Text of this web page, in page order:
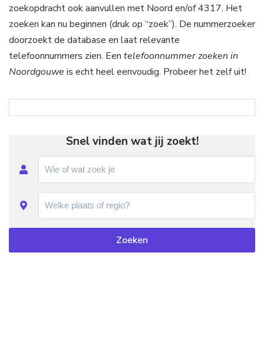
zoekopdracht ook aanvullen met Noord en/of 4317. Het
zoeken kan nu beginnen (druk op “zoek”). De nummerzoeker
doorzoekt de database en laat relevante
telefoonnummers zien. Een telefoonnummer zoeken in
Noordgouwe is echt heel eenvoudig. Probeer het zelf uit!
Snel vinden wat jij zoekt!